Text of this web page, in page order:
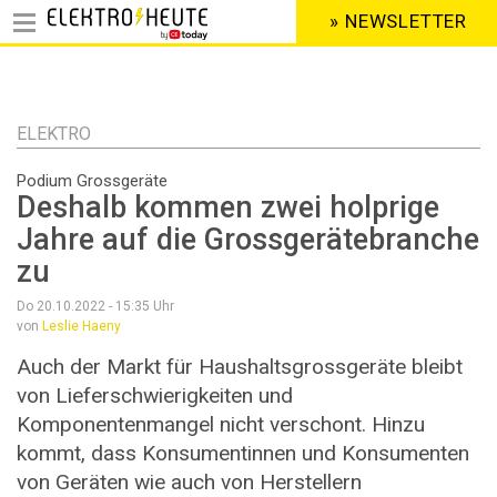
Inhalt
HEADER
MENU
» NEWSLETTER
ELEKTRO
Podium Grossgeräte
Deshalb kommen zwei holprige
Jahre auf die Grossgerätebranche
zu
Do 20.10.2022 - 15:35 Uhr
von Leslie Haeny
Auch der Markt für Haushaltsgrossgeräte bleibt
von Lieferschwierigkeiten und
Komponentenmangel nicht verschont. Hinzu
kommt, dass Konsumentinnen und Konsumenten
von Geräten wie auch von Herstellern